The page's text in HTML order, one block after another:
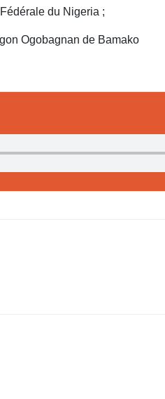
du Nigeria ;
Ogobagnan de Bamako